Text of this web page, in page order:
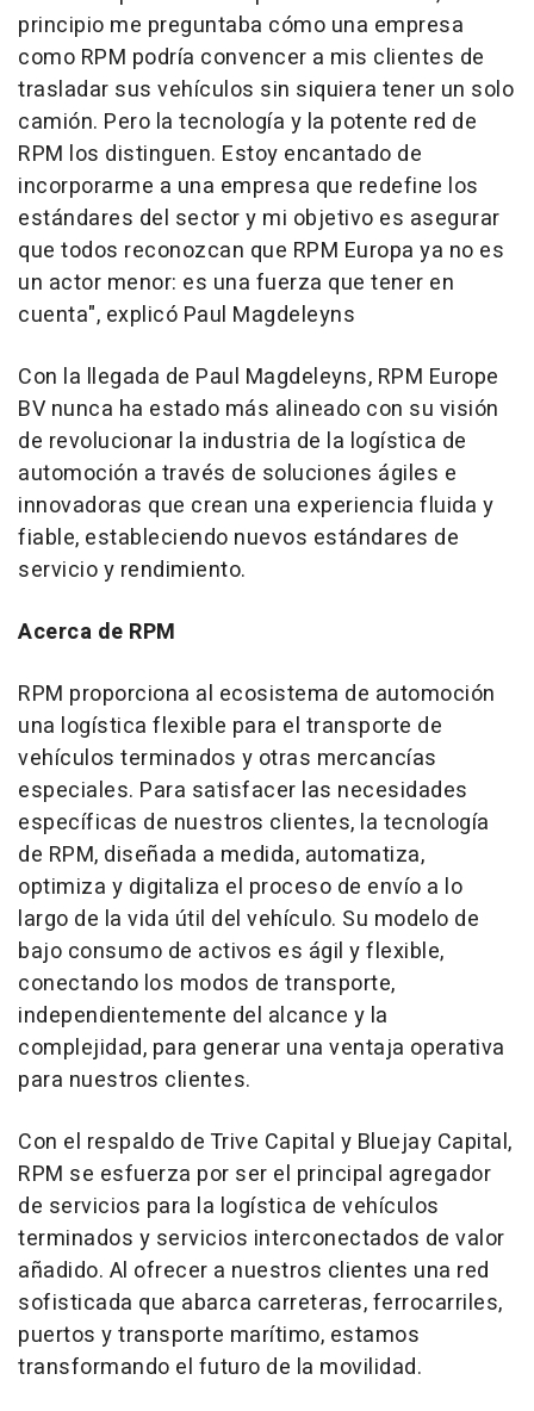
principio me preguntaba cómo una empresa
como RPM podría convencer a mis clientes de
trasladar sus vehículos sin siquiera tener un solo
camión. Pero la tecnología y la potente red de
RPM los distinguen. Estoy encantado de
incorporarme a una empresa que redefine los
estándares del sector y mi objetivo es asegurar
que todos reconozcan que RPM Europa ya no es
un actor menor: es una fuerza que tener en
cuenta", explicó Paul Magdeleyns
Con la llegada de Paul Magdeleyns, RPM Europe
BV nunca ha estado más alineado con su visión
de revolucionar la industria de la logística de
automoción a través de soluciones ágiles e
innovadoras que crean una experiencia fluida y
fiable, estableciendo nuevos estándares de
servicio y rendimiento.
Acerca de RPM
RPM proporciona al ecosistema de automoción
una logística flexible para el transporte de
vehículos terminados y otras mercancías
especiales. Para satisfacer las necesidades
específicas de nuestros clientes, la tecnología
de RPM, diseñada a medida, automatiza,
optimiza y digitaliza el proceso de envío a lo
largo de la vida útil del vehículo. Su modelo de
bajo consumo de activos es ágil y flexible,
conectando los modos de transporte,
independientemente del alcance y la
complejidad, para generar una ventaja operativa
para nuestros clientes.
Con el respaldo de Trive Capital y Bluejay Capital,
RPM se esfuerza por ser el principal agregador
de servicios para la logística de vehículos
terminados y servicios interconectados de valor
añadido. Al ofrecer a nuestros clientes una red
sofisticada que abarca carreteras, ferrocarriles,
puertos y transporte marítimo, estamos
transformando el futuro de la movilidad.